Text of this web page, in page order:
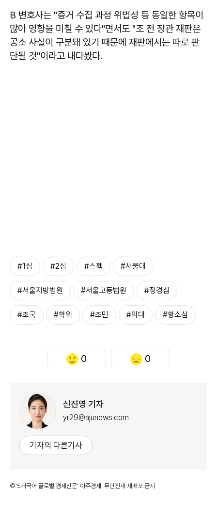
B 변호사는 "증거 수집 과정 위법성 등 동일한 항목이
많아 영향을 미칠 수 있다"면서도 "조 전 장관 재판은
공소 사실이 구분돼 있기 때문에 재판에서는 따로 판
단될 것"이라고 내다봤다.
#1심 #2심 #스펙 #서울대
#서울지방법원 #서울고등법원 #정경심
#조국 #학위 #조민 #의대 #항소심
0 0
신진영 기자
yr29@ajunews.com
기자의 다른기사
©'5개국어 글로벌 경제신문' 아주경제. 무단전재·재배포 금지